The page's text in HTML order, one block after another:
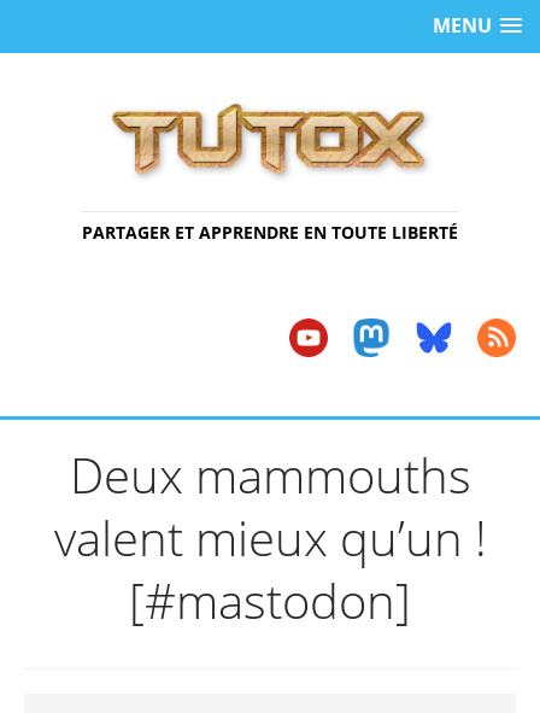
MENU
PARTAGER ET APPRENDRE EN TOUTE LIBERTÉ
Deux mammouths
valent mieux qu’un !
[#mastodon]